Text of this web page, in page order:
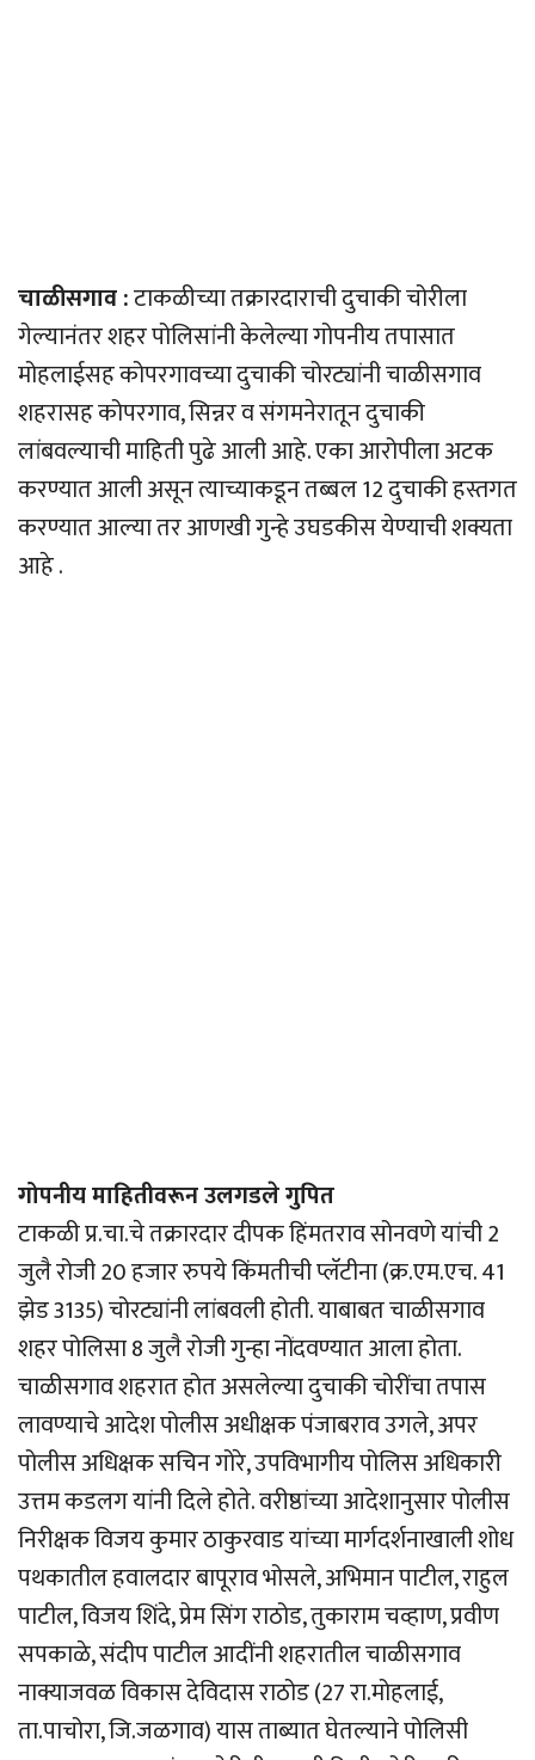
चाळीसगाव :टाकळीच्या तक्रारदाराची दुचाकी चोरीला
गेल्यानंतर शहर पोलिसांनी केलेल्या गोपनीय तपासात
मोहलाईसह कोपरगावच्या दुचाकी चोरट्यांनी चाळीसगाव
शहरासह कोपरगाव, सिन्नर व संगमनेरातून दुचाकी
लांबवल्याची माहिती पुढे आली आहे. एका आरोपीला अटक
करण्यात आली असून त्याच्याकडून तब्बल 12 दुचाकी हस्तगत
करण्यात आल्या तर आणखी गुन्हे उघडकीस येण्याची शक्यता
आहे .
गोपनीय माहितीवरून उलगडले गुपित
टाकळी प्र.चा.चे तक्रारदार दीपक हिंमतराव सोनवणे यांची 2
जुलै रोजी 20 हजार रुपये किंमतीची प्लॅटीना (क्र.एम.एच. 41
झेड 3135) चोरट्यांनी लांबवली होती. याबाबत चाळीसगाव
शहर पोलिसा 8 जुलै रोजी गुन्हा नोंदवण्यात आला होता.
चाळीसगाव शहरात होत असलेल्या दुचाकी चोरींचा तपास
लावण्याचे आदेश पोलीस अधीक्षक पंजाबराव उगले, अपर
पोलीस अधिक्षक सचिन गोरे, उपविभागीय पोलिस अधिकारी
उत्तम कडलग यांनी दिले होते. वरीष्ठांच्या आदेशानुसार पोलीस
निरीक्षक विजय कुमार ठाकुरवाड यांच्या मार्गदर्शनाखाली शोध
पथकातील हवालदार बापूराव भोसले, अभिमान पाटील, राहुल
पाटील, विजय शिंदे, प्रेम सिंग राठोड, तुकाराम चव्हाण, प्रवीण
सपकाळे, संदीप पाटील आदींनी शहरातील चाळीसगाव
नाक्याजवळ विकास देविदास राठोड (27 रा.मोहलाई,
ता.पाचोरा, जि.जळगाव) यास ताब्यात घेतल्याने पोलिसी